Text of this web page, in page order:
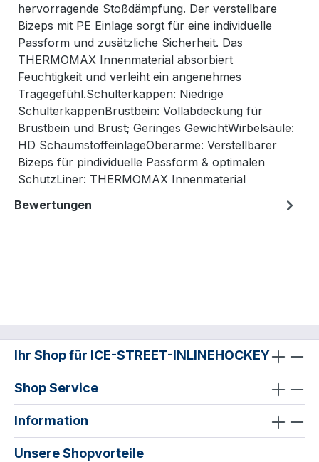
hervorragende Stoßdämpfung. Der verstellbare
Bizeps mit PE Einlage sorgt für eine individuelle
Passform und zusätzliche Sicherheit. Das
THERMOMAX Innenmaterial absorbiert
Feuchtigkeit und verleiht ein angenehmes
Tragegefühl.Schulterkappen: Niedrige
SchulterkappenBrustbein: Vollabdeckung für
Brustbein und Brust; Geringes GewichtWirbelsäule:
HD SchaumstoffeinlageOberarme: Verstellbarer
Bizeps für pindividuelle Passform & optimalen
SchutzLiner: THERMOMAX Innenmaterial
Bewertungen
Ihr Shop für ICE-STREET-INLINEHOCKEY
Shop Service
Information
Unsere Shopvorteile